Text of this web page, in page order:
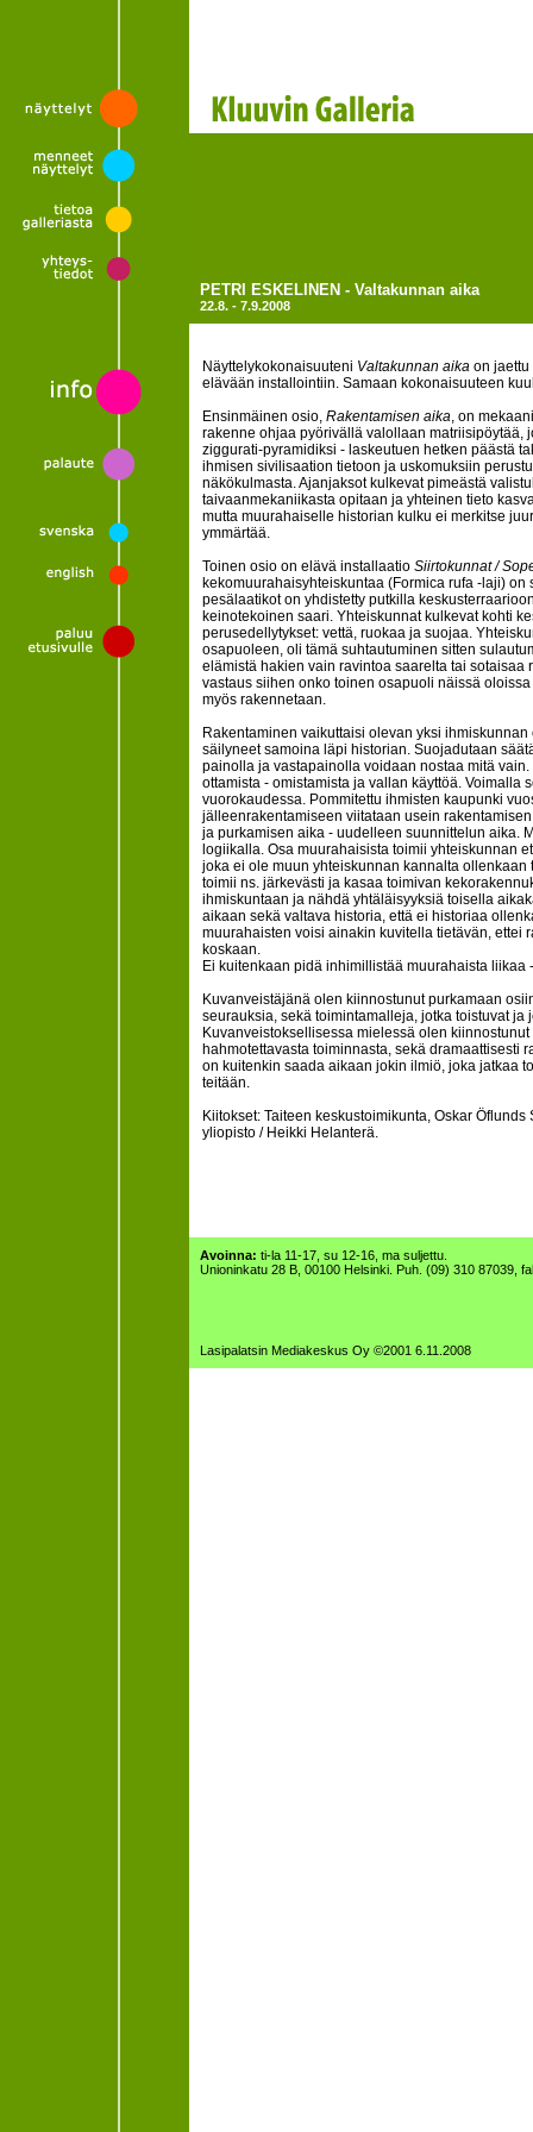
PETRI ESKELINEN - Valtakunnan aika
22.8. - 7.9.2008
Näyttelykokonaisuuteni Valtakunnan aika on
elävään installointiin. Samaan kokonaisuuteen
Ensinmäinen osio, Rakentamisen aika, on
rakenne ohjaa pyörivällä valollaan matriisipöytää,
ziggurati-pyramidiksi - laskeutuen hetken päästä
ihmisen sivilisaation tietoon ja uskomuksiin
näkökulmasta. Ajanjaksot kulkevat pimeästä
taivaanmekaniikasta opitaan ja yhteinen tieto
mutta muurahaiselle historian kulku ei merkitse
ymmärtää.
Toinen osio on elävä installaatio Siirtokunnat /
kekomuurahaisyhteiskuntaa (Formica rufa -laji)
pesälaatikot on yhdistetty putkilla
keinotekoinen saari. Yhteiskunnat kulkevat kohti
perusedellytykset: vettä, ruokaa ja suojaa.
osapuoleen, oli tämä suhtautuminen sitten
elämistä hakien vain ravintoa saarelta tai
vastaus siihen onko toinen osapuoli näissä
myös rakennetaan.
Rakentaminen vaikuttaisi olevan yksi
säilyneet samoina läpi historian. Suojadutaan
painolla ja vastapainolla voidaan nostaa mitä
ottamista - omistamista ja vallan käyttöä. Voimalla
vuorokaudessa. Pommitettu ihmisten kaupunki
jälleenrakentamiseen viitataan usein
ja purkamisen aika - uudelleen suunnittelun aika.
logiikalla. Osa muurahaisista toimii yhteiskunnan
joka ei ole muun yhteiskunnan kannalta
toimii ns. järkevästi ja kasaa toimivan
ihmiskuntaan ja nähdä yhtäläisyyksiä toisella
aikaan sekä valtava historia, että ei historiaa
muurahaisten voisi ainakin kuvitella tietävän, ettei
koskaan.
Ei kuitenkaan pidä inhimillistää muurahaista liikaa
Kuvanveistäjänä olen kiinnostunut purkamaan
seurauksia, sekä toimintamalleja, jotka toistuvat ja
Kuvanveistoksellisessa mielessä olen
hahmotettavasta toiminnasta, sekä dramaattisesti
on kuitenkin saada aikaan jokin ilmiö, joka jatkaa
teitään.
Kiitokset: Taiteen keskustoimikunta, Oskar
yliopisto / Heikki Helanterä.
Avoinna: ti-la 11-17, su 12-16, ma suljettu.
Unioninkatu 28 B, 00100 Helsinki. Puh. (09) 310 87039,
Lasipalatsin Mediakeskus Oy ©2001 6.11.2008